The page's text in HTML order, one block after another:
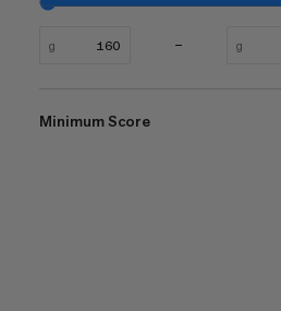
g g
Minimum Score